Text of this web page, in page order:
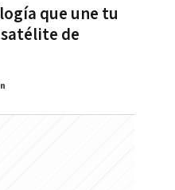
que une tu
de